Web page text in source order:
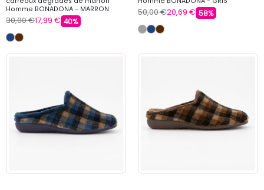
Homme BONADONA - MARRON
30,00 €17,99 € 40%
50,00 €20,69 € 58%